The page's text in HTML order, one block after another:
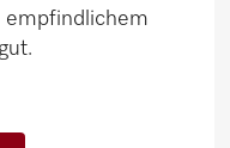
empfindlichem